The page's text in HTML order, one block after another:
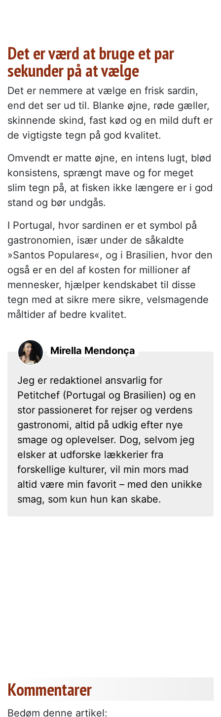
Det er værd at bruge et par
sekunder på at vælge
Det er nemmere at vælge en frisk sardin,
end det ser ud til. Blanke øjne, røde gæller,
skinnende skind, fast kød og en mild duft er
de vigtigste tegn på god kvalitet.
Omvendt er matte øjne, en intens lugt, blød
konsistens, sprængt mave og for meget
slim tegn på, at fisken ikke længere er i god
stand og bør undgås.
I Portugal, hvor sardinen er et symbol på
gastronomien, især under de såkaldte
»Santos Populares«, og i Brasilien, hvor den
også er en del af kosten for millioner af
mennesker, hjælper kendskabet til disse
tegn med at sikre mere sikre, velsmagende
måltider af bedre kvalitet.
Mirella Mendonça
Jeg er redaktionel ansvarlig for
Petitchef (Portugal og Brasilien) og en
stor passioneret for rejser og verdens
gastronomi, altid på udkig efter nye
smage og oplevelser. Dog, selvom jeg
elsker at udforske lækkerier fra
forskellige kulturer, vil min mors mad
altid være min favorit – med den unikke
smag, som kun hun kan skabe.
Kommentarer
Bedøm denne artikel: